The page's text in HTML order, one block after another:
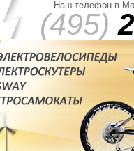
Наш телефон в
(495)